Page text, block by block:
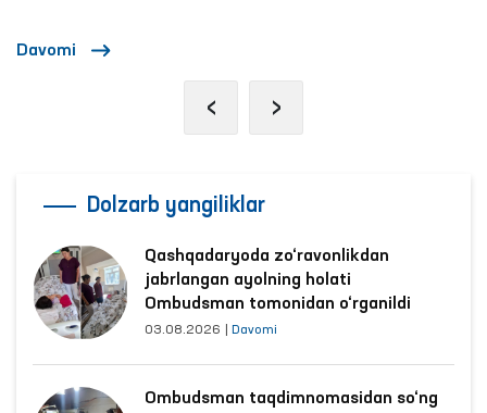
Davomi
‹ ›
Dolzarb yangiliklar
Qashqadaryoda zo‘ravonlikdan
jabrlangan ayolning holati
Ombudsman tomonidan o‘rganildi
03.08.2026 Davomi
Ombudsman taqdimnomasidan so‘ng